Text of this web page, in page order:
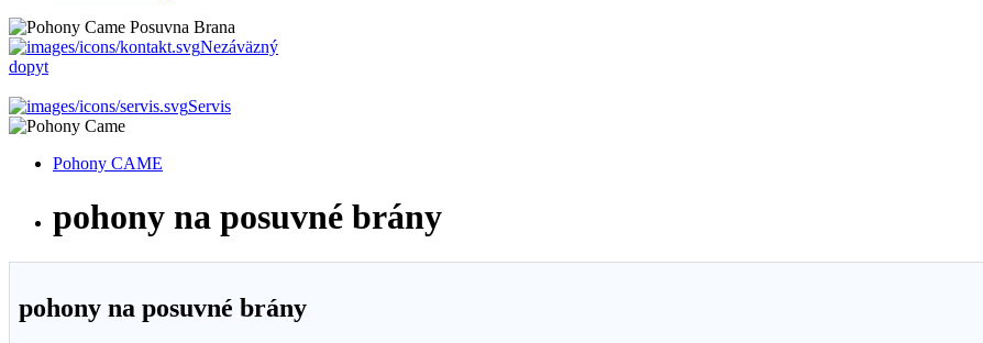
Nezáväzný
dopyt
Servis
Pohony CAME
pohony na posuvné brány
pohony na posuvné brány